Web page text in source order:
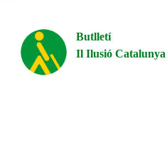
Butlletí
Il Ilusió Catalunya